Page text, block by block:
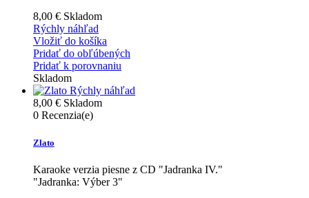
8,00 € Skladom
Rýchly náhľad
Vložiť do košíka
Pridať do obľúbených
Pridať k porovnaniu
Skladom
Rýchly náhľad
8,00 € Skladom
0 Recenzia(e)
Zlato
Karaoke verzia piesne z CD "Jadranka IV."
"Jadranka: Výber 3"